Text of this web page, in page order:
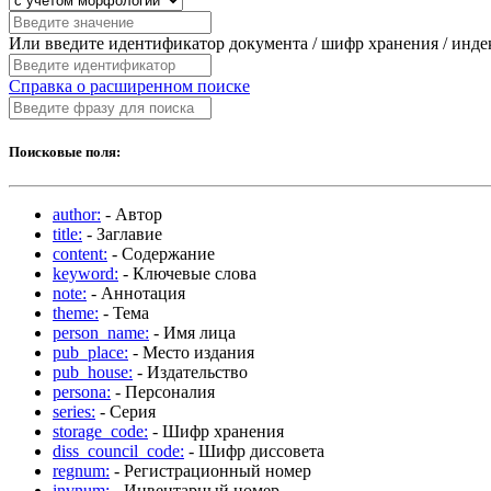
Или введите идентификатор документа / шифр хранения /
Справка о расширенном поиске
Поисковые поля:
author: - Автор
title: - Заглавие
content: - Содержание
keyword: - Ключевые слова
note: - Аннотация
theme: - Тема
person_name: - Имя лица
pub_place: - Место издания
pub_house: - Издательство
persona: - Персоналия
series: - Серия
storage_code: - Шифр хранения
diss_council_code: - Шифр диссовета
regnum: - Регистрационный номер